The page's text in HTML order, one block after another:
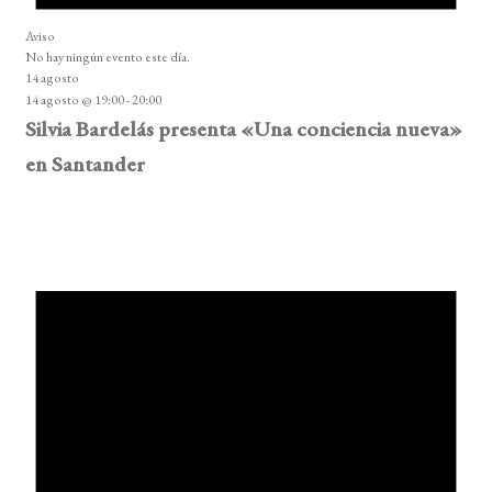
Aviso
No hay ningún evento este día.
14 agosto
14 agosto @ 19:00-20:00
Silvia Bardelás presenta «Una conciencia nueva»
en Santander